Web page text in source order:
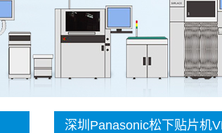
仪
深圳回流焊
深圳AXI检测机
深圳SMT周边设
件
深圳智能制造
MINI LED
保护元件贴装
微小元件贴装
深圳Panasonic松下贴片机